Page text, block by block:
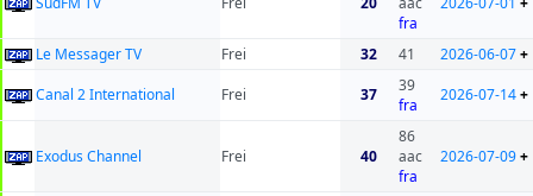
fra
Le Messager TV Frei 32 41 2026-06-07+
Canal 2 International
Frei 37
39
fra
2026-07-14+
Exodus Channel Frei 40
86
aac
fra
2026-07-09+